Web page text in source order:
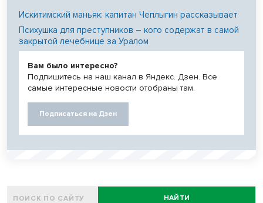
Искитимский маньяк: капитан Чеплыгин рассказывает
Психушка для преступников – кого содержат в самой
закрытой лечебнице за Уралом
Вам было интересно?
Подпишитесь на наш канал в Яндекс. Дзен. Все
самые интересные новости отобраны там.
Подписаться на Дзен
НАЙТИ